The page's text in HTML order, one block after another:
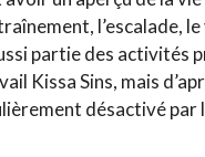
l’escalade,
partie des activités
Kissa Sins, mais
désactivé par